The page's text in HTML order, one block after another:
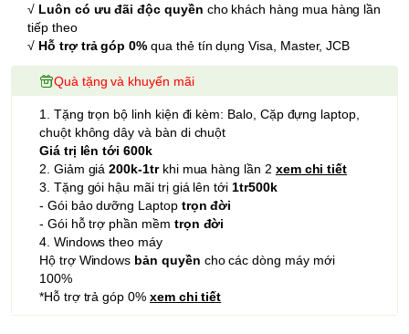
√ Luôn có ưu đãi độc quyền cho khách hàng mua hàng lần
tiếp theo
√ Hỗ trợ trả góp 0% qua thẻ tín dụng Visa, Master, JCB
Quà tặng và khuyến mãi
1. Tặng trọn bộ linh kiện đi kèm: Balo, Cặp đựng laptop,
chuột không dây và bàn di chuột
Giá trị lên tới 600k
2. Giảm giá200k-1trkhi mua hàng lần 2 xem chi tiết
3. Tặng gói hậu mãi trị giá lên tới 1tr500k
- Gói bảo dưỡng Laptop trọn đời
- Gói hỗ trợ phần mềm trọn đời
4. Windows theo máy
Hộ trợ Windows bản quyền cho các dòng máy mới
100%
*Hỗ trợ trả góp 0% xem chi tiết